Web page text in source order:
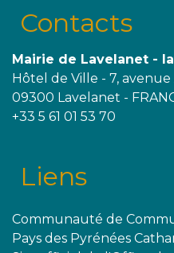
Contacts
Mairie de Lavelanet -
Hôtel de Ville - 7, avenue
09300 Lavelanet -
+33 5 61 01 53 70
Liens
Communauté de
Pays des Pyrénées